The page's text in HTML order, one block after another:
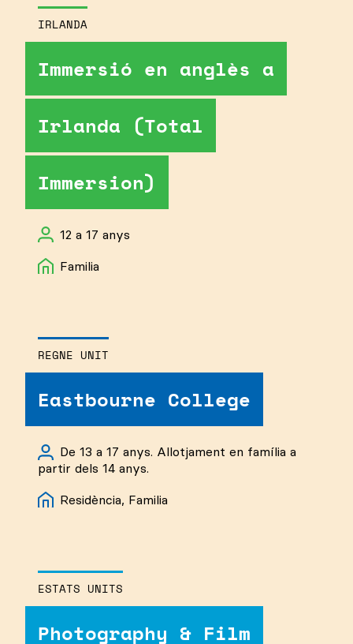
IRLANDA
Immersió en anglès a
Irlanda (Total
Immersion)
12 a 17 anys
Familia
REGNE UNIT
Eastbourne College
De 13 a 17 anys. Allotjament en família a
partir dels 14 anys.
Residència, Familia
ESTATS UNITS
Photography & Film